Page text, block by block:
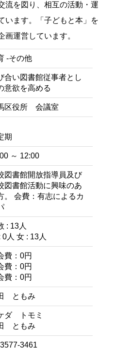
流を図り、相互の活動・運
います。「子どもと本」を
画運営しています。
-その他
合い図書館従事者とし
意欲を高める
区役所 会議室
期
10:00 ～ 12:00
図書館開放指導員及び
図書館活動に興味のあ
。 会費：有志によるカ
: 13人
0人 女 : 13人
費：0円
費：0円
費：0円
ともみ
ダ トモミ
ともみ
3461